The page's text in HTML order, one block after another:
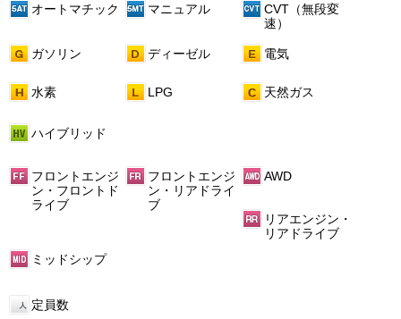
オートマチック
マニュアル
CVT（無段変
速）
ガソリン ディーゼル 電気
水素 LPG 天然ガス
ハイブリッド
フロントエンジ
ン・フロントド
ライブ
フロントエンジ
ン・リアドライ
ブ
AWD
リアエンジン・
リアドライブ
ミッドシップ
定員数